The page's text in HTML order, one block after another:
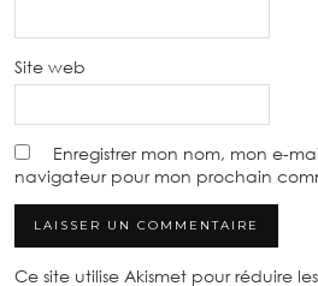
Site web
Enregistrer mon nom, mon e-
navigateur pour mon prochain
Ce site utilise Akismet pour réduire